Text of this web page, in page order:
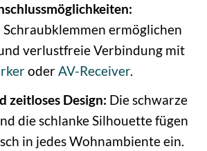
ermöglichen
verlustfreie Verbindung mit
oderAV-Receiver.
zeitloses Design: Die schwarze
die schlanke Silhouette fügen
in jedes Wohnambiente ein.